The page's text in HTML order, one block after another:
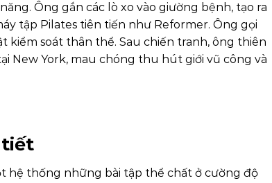
Ông gắn các lò xo vào giường bệnh, tạo ra
tập Pilates tiên tiến như Reformer. Ông gọi
kiểm soát thân thể. Sau chiến tranh, ông thiên
New York, mau chóng thu hút giới vũ công và
tiết
hệ thống những bài tập thể chất ở cường độ